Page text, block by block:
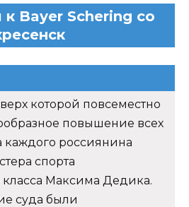
Bayer Schering со
которой повсеместно
повышение всех
каждого россиянина
спорта
Максима Дедика.
суда были